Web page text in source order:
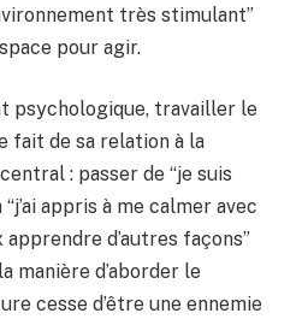
très stimulant”
pour agir.
psychologique, travailler le
fait de sa relation à la
: passer de “je suis
appris à me calmer avec
d’autres façons”
manière d’aborder le
cesse d’être une ennemie